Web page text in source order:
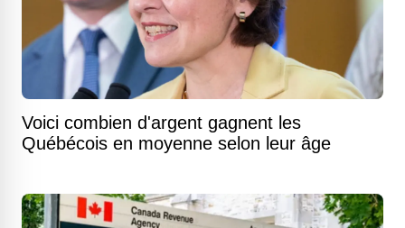
Voici combien d'argent gagnent les
Québécois en moyenne selon leur âge